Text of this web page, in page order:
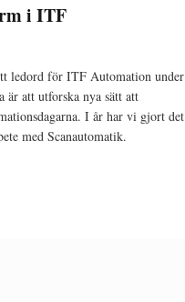
i ITF
ledord för ITF Automation under
är att utforska nya sätt att
I år har vi gjort det
med Scanautomatik.